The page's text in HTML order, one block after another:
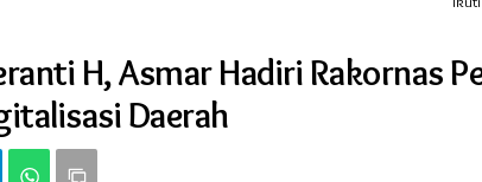
H, Asmar Hadiri Rakornas
Daerah